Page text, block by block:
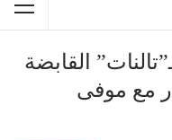
القابضة
دينار مع موفى